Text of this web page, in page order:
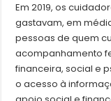
Em 2019, os
gastavam, em
pessoas de quem
acompanhamento
financeira, social e
o acesso à